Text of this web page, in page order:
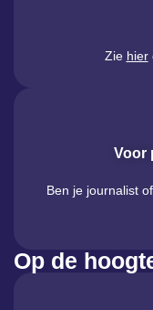
Zie hier
Voor
Ben je journalist
Op de